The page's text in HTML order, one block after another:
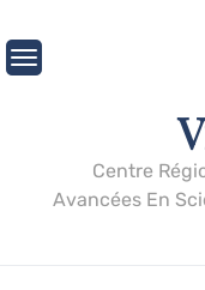
Centre
Avancées En